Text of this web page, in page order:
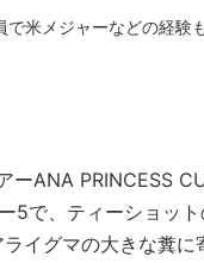
米メジャーなどの経験
ANA PRINCESS
5で、ティーショッ
イグマの大きな糞に